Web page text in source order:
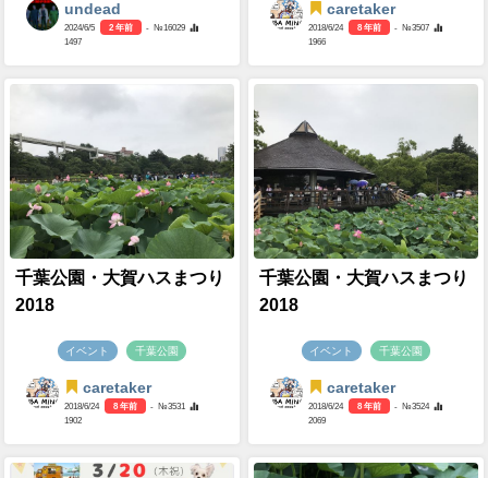
undead
2024/6/5 2 年前
- №16029
1497
caretaker
2018/6/24 8 年前
- №3507
1966
千葉公園・大賀ハスまつり
2018
イベント 千葉公園
caretaker
2018/6/24 8 年前
- №3531
1902
千葉公園・大賀ハスまつり
2018
イベント 千葉公園
caretaker
2018/6/24 8 年前
- №3524
2069